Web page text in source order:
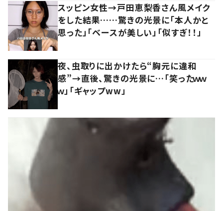
スッピン女性→戸田恵梨香さん風メイク
をした結果……驚きの光景に「本人かと
思った」「ベースが美しい」「似すぎ！！」
夜、虫取りに出かけたら“胸元に違和
感”→直後、驚きの光景に…「笑ったｗｗ
ｗ」「ギャップww」